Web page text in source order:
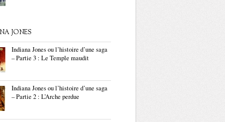
JONES
Indiana Jones ou l’histoire d’une saga
– Partie 3 : Le Temple maudit
Indiana Jones ou l’histoire d’une saga
– Partie 2 : L’Arche perdue